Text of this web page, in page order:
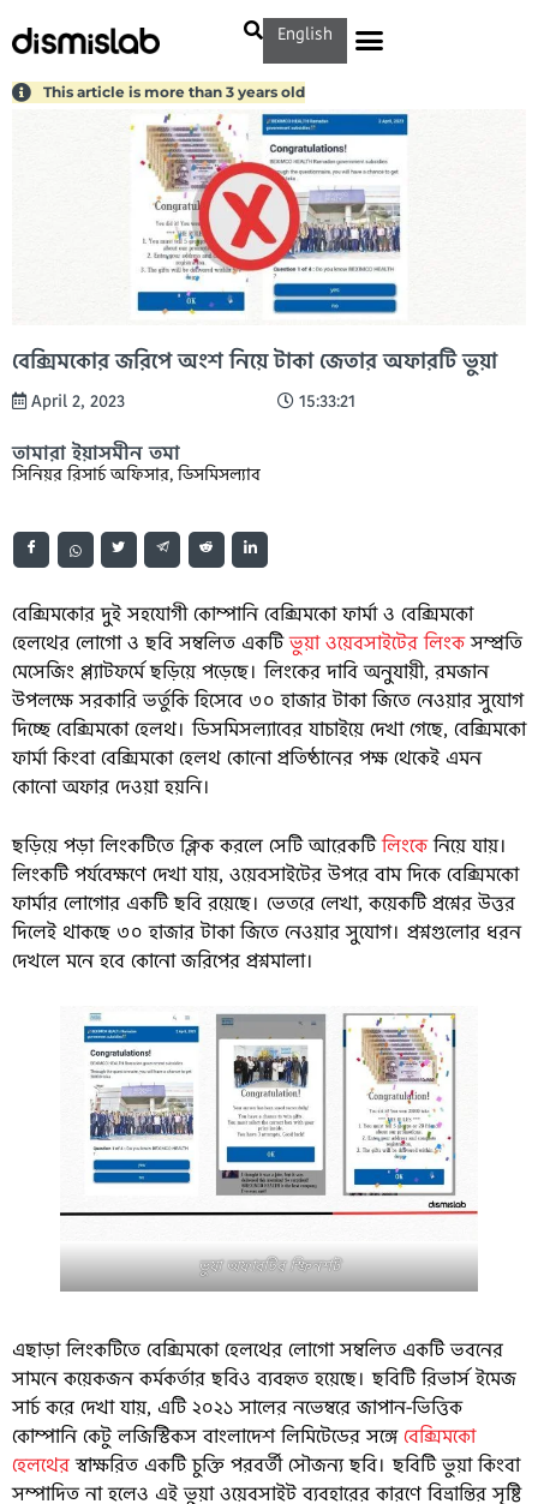
English
This article is more than 3 years old
বেক্সিমকোর জরিপে অংশ নিয়ে টাকা জেতার অফারটি ভুয়া
April 2, 2023 15:33:21
তামারা ইয়াসমীন তমা
সিনিয়র রিসার্চ অফিসার, ডিসমিসল্যাব
বেক্সিমকোর দুই সহযোগী কোম্পানি বেক্সিমকো ফার্মা ও বেক্সিমকো
হেলথের লোগো ও ছবি সম্বলিত একটিভুয়া ওয়েবসাইটের লিংকসম্প্রতি
মেসেজিং প্ল্যাটফর্মে ছড়িয়ে পড়েছে। লিংকের দাবি অনুযায়ী, রমজান
উপলক্ষে সরকারি ভর্তুকি হিসেবে ৩০ হাজার টাকা জিতে নেওয়ার সুযোগ
দিচ্ছে বেক্সিমকো হেলথ। ডিসমিসল্যাবের যাচাইয়ে দেখা গেছে, বেক্সিমকো
ফার্মা কিংবা বেক্সিমকো হেলথ কোনো প্রতিষ্ঠানের পক্ষ থেকেই এমন
কোনো অফার দেওয়া হয়নি।
ছড়িয়ে পড়া লিংকটিতে ক্লিক করলে সেটি আরেকটিলিংকেনিয়ে যায়।
লিংকটি পর্যবেক্ষণে দেখা যায়, ওয়েবসাইটের উপরে বাম দিকে বেক্সিমকো
ফার্মার লোগোর একটি ছবি রয়েছে। ভেতরে লেখা, কয়েকটি প্রশ্নের উত্তর
দিলেই থাকছে ৩০ হাজার টাকা জিতে নেওয়ার সুযোগ। প্রশ্নগুলোর ধরন
দেখলে মনে হবে কোনো জরিপের প্রশ্নমালা।
ভুয়া অফারটির স্ক্রিনশট
এছাড়া লিংকটিতে বেক্সিমকো হেলথের লোগো সম্বলিত একটি ভবনের
সামনে কয়েকজন কর্মকর্তার ছবিও ব্যবহৃত হয়েছে। ছবিটি রিভার্স ইমেজ
সার্চ করে দেখা যায়, এটি ২০২১ সালের নভেম্বরে জাপান-ভিত্তিক
কোম্পানি কেটু লজিস্টিকস বাংলাদেশ লিমিটেডের সঙ্গেবেক্সিমকো
হেলথেরস্বাক্ষরিত একটি চুক্তি পরবর্তী সৌজন্য ছবি। ছবিটি ভুয়া কিংবা
সম্পাদিত না হলেও এই ভুয়া ওয়েবসাইট ব্যবহারের কারণে বিভ্রান্তির সৃষ্টি